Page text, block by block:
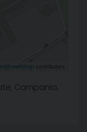
contributors
Campania,